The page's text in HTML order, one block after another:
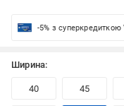
-5% з суперкредиткою
Ширина:
40 45